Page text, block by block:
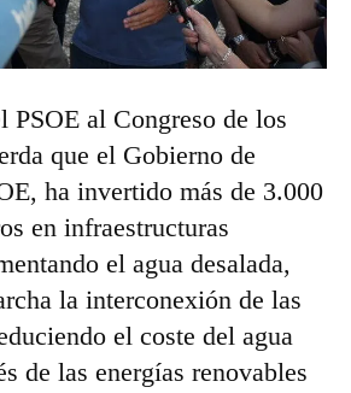
PSOE al Congreso de los
que el Gobierno de
ha invertido más de 3.000
en infraestructuras
el agua desalada,
la interconexión de las
el coste del agua
de las energías renovables